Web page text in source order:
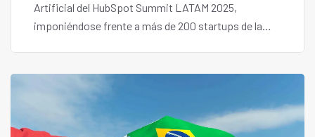
Artificial del HubSpot Summit LATAM 2025,
imponiéndose frente a más de 200 startups de la